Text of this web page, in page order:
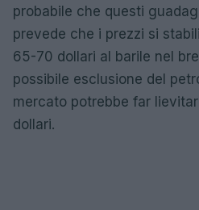
probabile che questi
prevede che i prezzi si
65-70 dollari al barile nel
possibile esclusione del
mercato potrebbe far
dollari.